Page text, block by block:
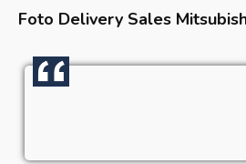
Foto Delivery Sales